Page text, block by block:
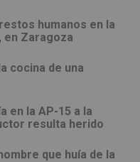
humanos en la
en Zaragoza
cocina de una
en la AP-15 a la
resulta herido
que huía de la